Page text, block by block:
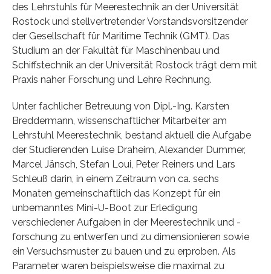
des Lehrstuhls für Meerestechnik an der Universität
Rostock und stellvertretender Vorstandsvorsitzender
der Gesellschaft für Maritime Technik (GMT). Das
Studium an der Fakultät für Maschinenbau und
Schiffstechnik an der Universität Rostock trägt dem mit
Praxis naher Forschung und Lehre Rechnung.
Unter fachlicher Betreuung von Dipl.-Ing. Karsten
Breddermann, wissenschaftlicher Mitarbeiter am
Lehrstuhl Meerestechnik, bestand aktuell die Aufgabe
der Studierenden Luise Draheim, Alexander Dummer,
Marcel Jänsch, Stefan Loui, Peter Reiners und Lars
Schleuß darin, in einem Zeitraum von ca. sechs
Monaten gemeinschaftlich das Konzept für ein
unbemanntes Mini-U-Boot zur Erledigung
verschiedener Aufgaben in der Meerestechnik und -
forschung zu entwerfen und zu dimensionieren sowie
ein Versuchsmuster zu bauen und zu erproben. Als
Parameter waren beispielsweise die maximal zu